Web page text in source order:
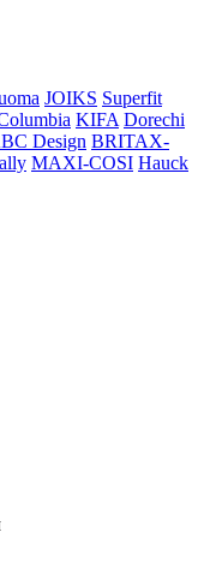
JOIKS Superfit
KIFA Dorechi
Design BRITAX-
MAXI-COSI Hauck